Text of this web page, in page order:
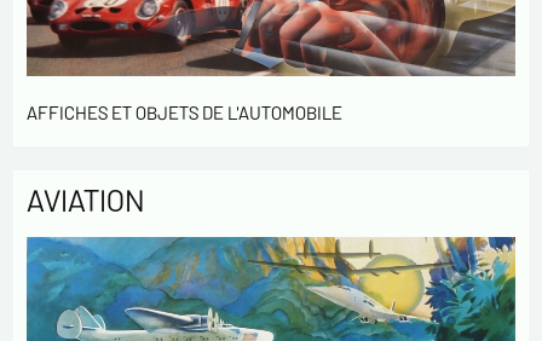
AFFICHES ET OBJETS DE L'AUTOMOBILE
AVIATION